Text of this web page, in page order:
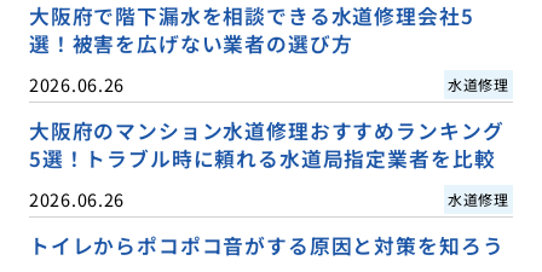
大阪府で階下漏水を相談できる水道修理会社5
選！被害を広げない業者の選び方
2026.06.26 水道修理
大阪府のマンション水道修理おすすめランキング
5選！トラブル時に頼れる水道局指定業者を比較
2026.06.26 水道修理
トイレからポコポコ音がする原因と対策を知ろう